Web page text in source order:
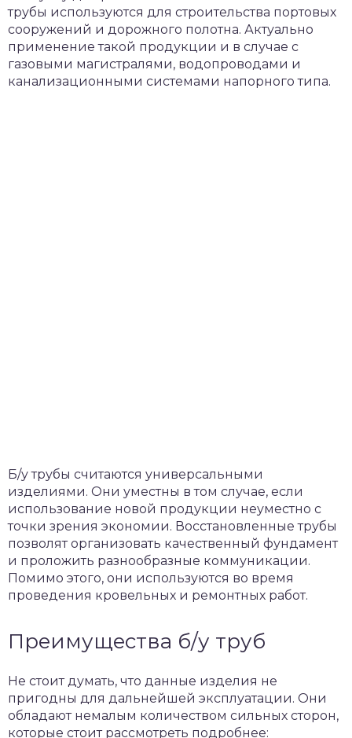
трубы используются для строительства портовых
сооружений и дорожного полотна. Актуально
применение такой продукции и в случае с
газовыми магистралями, водопроводами и
канализационными системами напорного типа.
Б/у трубы считаются универсальными
изделиями. Они уместны в том случае, если
использование новой продукции неуместно с
точки зрения экономии. Восстановленные трубы
позволят организовать качественный фундамент
и проложить разнообразные коммуникации.
Помимо этого, они используются во время
проведения кровельных и ремонтных работ.
Преимущества б/у труб
Не стоит думать, что данные изделия не
пригодны для дальнейшей эксплуатации. Они
обладают немалым количеством сильных сторон,
которые стоит рассмотреть подробнее: